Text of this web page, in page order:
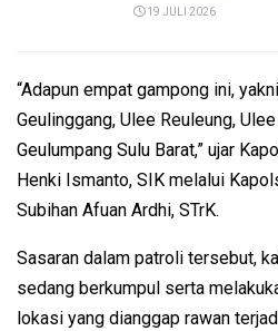
19 JULI 2026
“Adapun empat gampong ini,
Geulinggang, Ulee Reuleung,
Geulumpang Sulu Barat,” ujar
Henki Ismanto, SIK melalui
Subihan Afuan Ardhi, STrK.
Sasaran dalam patroli tersebut,
sedang berkumpul serta
lokasi yang dianggap rawan